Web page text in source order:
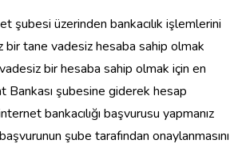
şubesi üzerinden bankacılık işlemlerini
bir tane vadesiz hesaba sahip olmak
bir hesaba sahip olmak için en
Bankası şubesine giderek hesap
bankacılığı başvurusu yapmanız
şube tarafından onaylanmasını